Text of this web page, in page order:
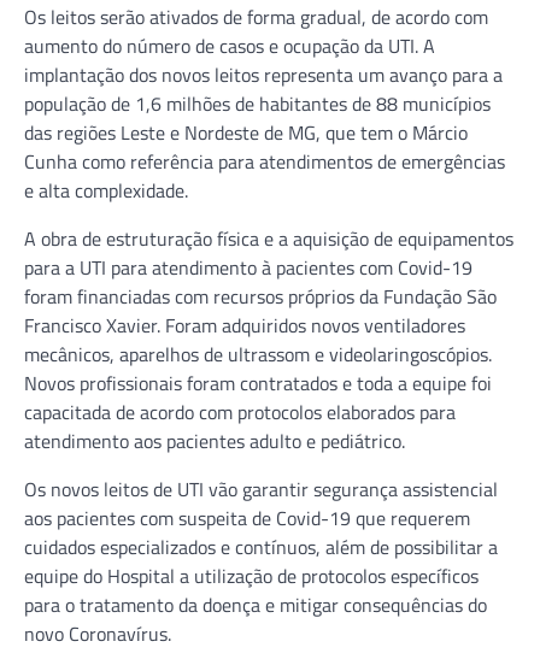
Os leitos serão ativados de forma gradual, de acordo com
aumento do número de casos e ocupação da UTI. A
implantação dos novos leitos representa um avanço para a
população de 1,6 milhões de habitantes de 88 municípios
das regiões Leste e Nordeste de MG, que tem o Márcio
Cunha como referência para atendimentos de emergências
e alta complexidade.
A obra de estruturação física e a aquisição de equipamentos
para a UTI para atendimento à pacientes com Covid-19
foram financiadas com recursos próprios da Fundação São
Francisco Xavier. Foram adquiridos novos ventiladores
mecânicos, aparelhos de ultrassom e videolaringoscópios.
Novos profissionais foram contratados e toda a equipe foi
capacitada de acordo com protocolos elaborados para
atendimento aos pacientes adulto e pediátrico.
Os novos leitos de UTI vão garantir segurança assistencial
aos pacientes com suspeita de Covid-19 que requerem
cuidados especializados e contínuos, além de possibilitar a
equipe do Hospital a utilização de protocolos específicos
para o tratamento da doença e mitigar consequências do
novo Coronavírus.